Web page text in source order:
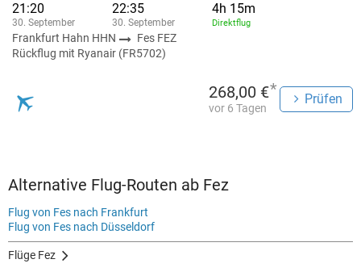
21:20
30. September
22:35
30. September
4h 15m
Direktflug
Frankfurt Hahn HHN
Fes FEZ
Rückflug mit Ryanair (FR5702)
268,00 €*
vor 6 Tagen
Prüfen
Alternative Flug-Routen ab Fez
Flug von Fes nach Frankfurt
Flug von Fes nach Düsseldorf
Flüge Fez